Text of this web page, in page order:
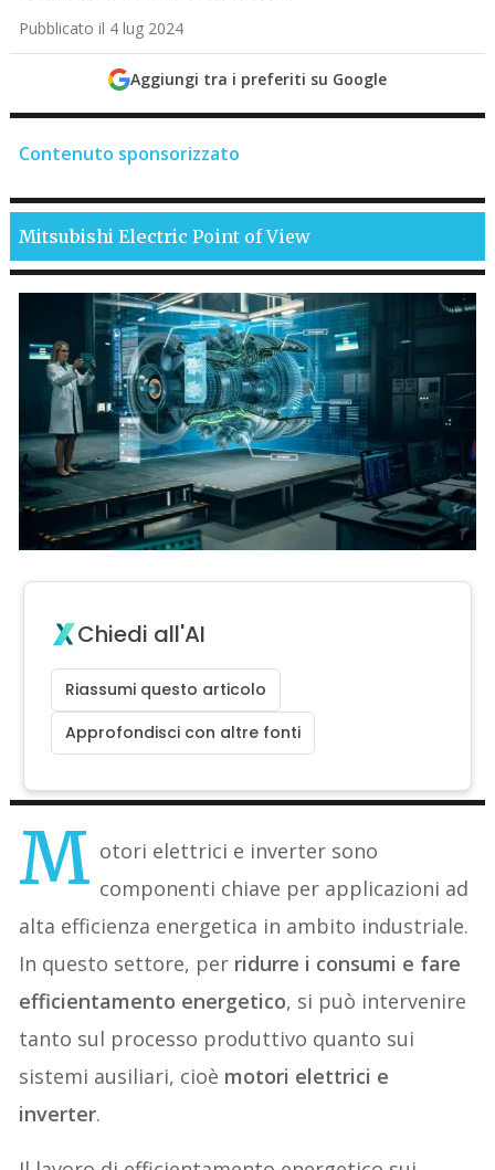
Pubblicato il 4 lug 2024
Aggiungi tra i preferiti su Google
Contenuto sponsorizzato
Mitsubishi ElectricPoint of View
Chiedi all'AI
Riassumi questo articolo
Approfondisci con altre fonti
M otori elettrici e inverter sono
componenti chiave per applicazioni ad
alta efficienza energetica in ambito industriale.
In questo settore, per ridurre i consumi e fare
efficientamento energetico, si può intervenire
tanto sul processo produttivo quanto sui
sistemi ausiliari, cioè motori elettrici e
inverter.